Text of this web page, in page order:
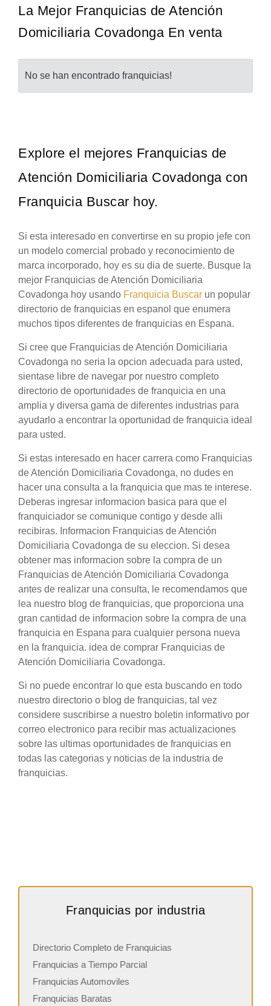
La Mejor Franquicias de Atención
Domiciliaria Covadonga En venta
No se han encontrado franquicias!
Explore el mejores Franquicias de
Atención Domiciliaria Covadonga con
Franquicia Buscar hoy.
Si esta interesado en convertirse en su propio jefe con
un modelo comercial probado y reconocimiento de
marca incorporado, hoy es su dia de suerte. Busque la
mejor Franquicias de Atención Domiciliaria
Covadonga hoy usando Franquicia Buscar un popular
directorio de franquicias en espanol que enumera
muchos tipos diferentes de franquicias en Espana.
Si cree que Franquicias de Atención Domiciliaria
Covadonga no seria la opcion adecuada para usted,
sientase libre de navegar por nuestro completo
directorio de oportunidades de franquicia en una
amplia y diversa gama de diferentes industrias para
ayudarlo a encontrar la oportunidad de franquicia ideal
para usted.
Si estas interesado en hacer carrera como Franquicias
de Atención Domiciliaria Covadonga, no dudes en
hacer una consulta a la franquicia que mas te interese.
Deberas ingresar informacion basica para que el
franquiciador se comunique contigo y desde alli
recibiras. Informacion Franquicias de Atención
Domiciliaria Covadonga de su eleccion. Si desea
obtener mas informacion sobre la compra de un
Franquicias de Atención Domiciliaria Covadonga
antes de realizar una consulta, le recomendamos que
lea nuestro blog de franquicias, que proporciona una
gran cantidad de informacion sobre la compra de una
franquicia en Espana para cualquier persona nueva
en la franquicia. idea de comprar Franquicias de
Atención Domiciliaria Covadonga.
Si no puede encontrar lo que esta buscando en todo
nuestro directorio o blog de franquicias, tal vez
considere suscribirse a nuestro boletin informativo por
correo electronico para recibir mas actualizaciones
sobre las ultimas oportunidades de franquicias en
todas las categorias y noticias de la industria de
franquicias.
Franquicias por industria
Directorio Completo de Franquicias
Franquicias a Tiempo Parcial
Franquicias Automoviles
Franquicias Baratas